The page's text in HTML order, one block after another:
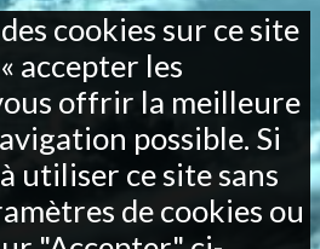
cookies sur ce site
accepter les
offrir la meilleure
possible. Si
utiliser ce site sans
de cookies ou